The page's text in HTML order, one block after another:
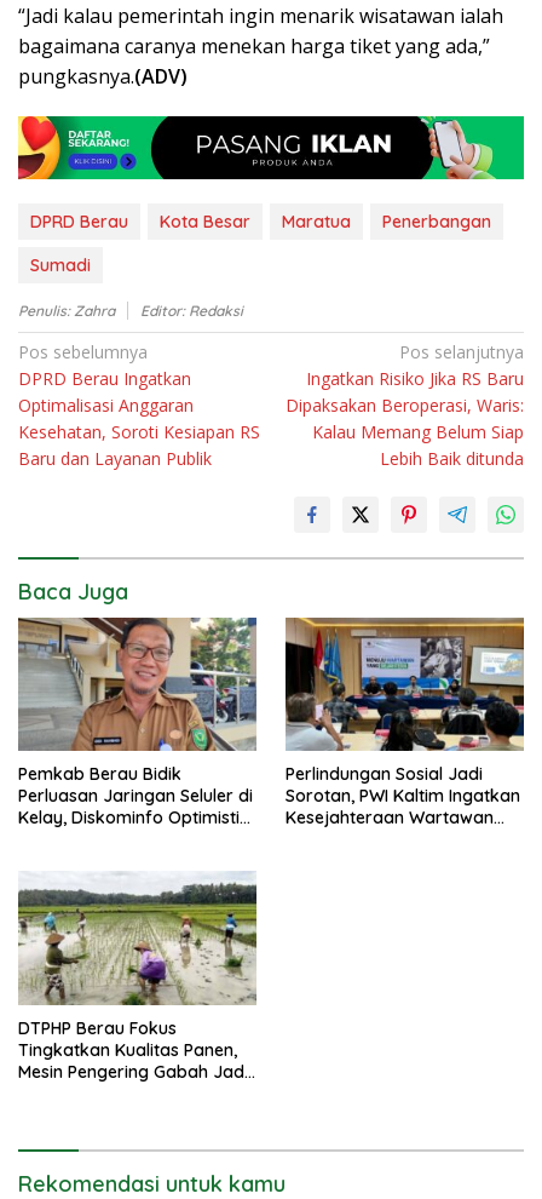
“Jadi kalau pemerintah ingin menarik wisatawan ialah
bagaimana caranya menekan harga tiket yang ada,”
pungkasnya.(ADV)
DPRD Berau Kota Besar Maratua
Penerbangan
Sumadi
Penulis: Zahra Editor: Redaksi
Navigasi
pos
Pos sebelumnya
DPRD Berau Ingatkan
Optimalisasi Anggaran
Kesehatan, Soroti Kesiapan RS
Baru dan Layanan Publik
Pos selanjutnya
Ingatkan Risiko Jika RS Baru
Dipaksakan Beroperasi, Waris:
Kalau Memang Belum Siap
Lebih Baik ditunda
Baca Juga
Pemkab Berau Bidik
Perluasan Jaringan Seluler di
Kelay, Diskominfo Optimistis
Perlindungan Sosial Jadi
Sorotan, PWI Kaltim Ingatkan
Kesejahteraan Wartawan
DTPHP Berau Fokus
Tingkatkan Kualitas Panen,
Mesin Pengering Gabah Jadi
Rekomendasi untuk kamu